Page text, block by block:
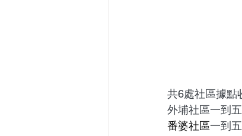
共6處社區據點
外埔社區一到
番婆社區一到